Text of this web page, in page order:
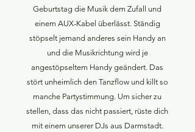
Geburtstag die Musik dem Zufall und
einem AUX-Kabel überlässt. Ständig
stöpselt jemand anderes sein Handy an
und die Musikrichtung wird je
angestöpseltem Handy geändert. Das
stört unheimlich den Tanzflow und killt so
manche Partystimmung. Um sicher zu
stellen, dass das nicht passiert, rüste dich
mit einem unserer DJs aus Darmstadt.